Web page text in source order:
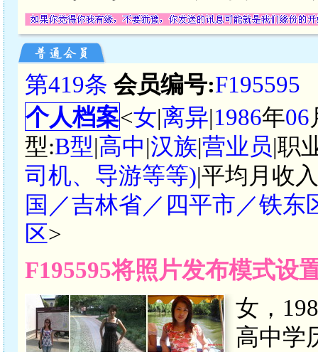
第419条 会员编号:F195595
个人档案<女|离异|1986年06
型:B型|高中|汉族|营业员|职
司机、导游等等)|平均月收
国／吉林省／四平市／铁东
区>
F195595将照片发布模式设
女，
高中学